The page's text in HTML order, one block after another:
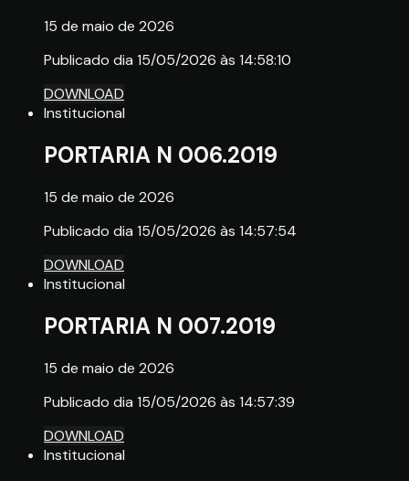
15 de maio de 2026
Publicado dia 15/05/2026 às 14:58:10
DOWNLOAD
Institucional
PORTARIA N 006.2019
15 de maio de 2026
Publicado dia 15/05/2026 às 14:57:54
DOWNLOAD
Institucional
PORTARIA N 007.2019
15 de maio de 2026
Publicado dia 15/05/2026 às 14:57:39
DOWNLOAD
Institucional